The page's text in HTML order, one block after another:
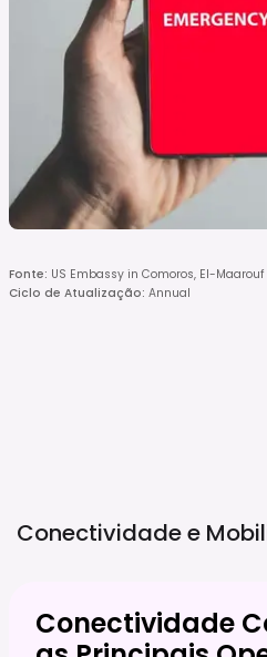
Fonte: US Embassy in Comoros, El-
Ciclo de Atualização: Annual
Conectividade e
Conectividade